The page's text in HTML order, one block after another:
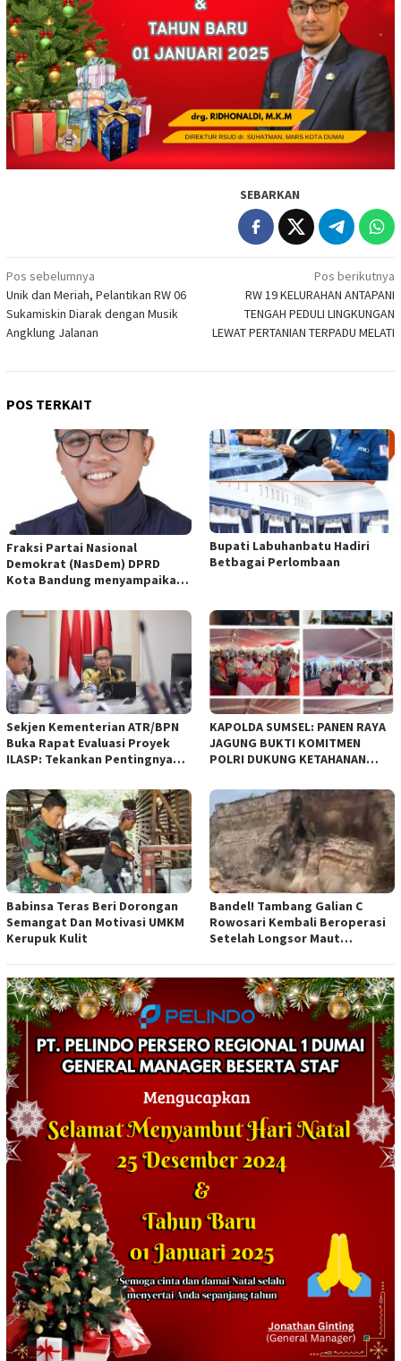
SEBARKAN
Navigasi
pos
Pos sebelumnya
Unik dan Meriah, Pelantikan RW 06
Sukamiskin Diarak dengan Musik
Angklung Jalanan
Pos berikutnya
RW 19 KELURAHAN ANTAPANI
TENGAH PEDULI LINGKUNGAN
LEWAT PERTANIAN TERPADU MELATI
POS TERKAIT
Fraksi Partai Nasional
Demokrat (NasDem) DPRD
Kota Bandung menyampaikan
empat Rancangan Peraturan
Daerah (Raperda) yang
diajukan Pemerintah Kota
Bandung
Bupati Labuhanbatu Hadiri
Betbagai Perlombaan
Sekjen Kementerian ATR/BPN
Buka Rapat Evaluasi Proyek
ILASP: Tekankan Pentingnya
Anggaran
KAPOLDA SUMSEL: PANEN RAYA
JAGUNG BUKTI KOMITMEN
POLRI DUKUNG KETAHANAN
Babinsa Teras Beri Dorongan
Semangat Dan Motivasi UMKM
Kerupuk Kulit
Bandel! Tambang Galian C
Rowosari Kembali Beroperasi
Setelah Longsor Maut